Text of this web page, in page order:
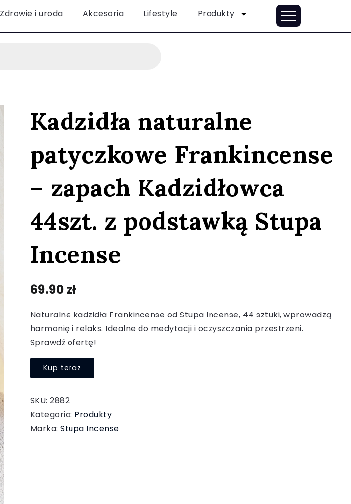
Zdrowie i uroda Akcesoria Lifestyle Produkty
Kadzidła naturalne
patyczkowe Frankincense
– zapach Kadzidłowca
44szt. z podstawką Stupa
Incense
69.90 zł
Naturalne kadzidła Frankincense od Stupa Incense, 44 sztuki, wprowadzą
harmonię i relaks. Idealne do medytacji i oczyszczania przestrzeni.
Sprawdź ofertę!
Kup teraz
SKU:2882
Kategoria: Produkty
Marka:Stupa Incense